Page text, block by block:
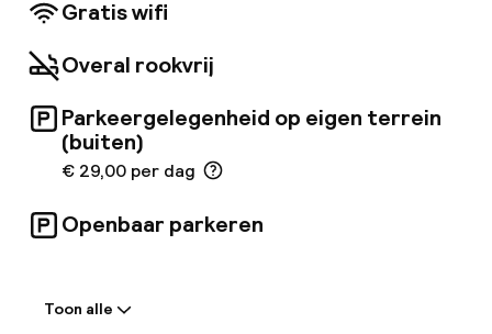
Gratis wifi
Overal rookvrij
Parkeergelegenheid op eigen terrein
(buiten)
€ 29,00 per dag
Openbaar parkeren
Toon alle